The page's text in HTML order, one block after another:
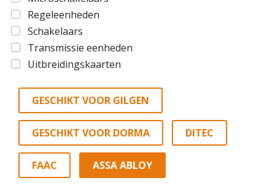
Regeleenheden
Schakelaars
Transmissie eenheden
Uitbreidingskaarten
GESCHIKT VOOR GILGEN
GESCHIKT VOOR DORMA DITEC
FAAC ASSA ABLOY